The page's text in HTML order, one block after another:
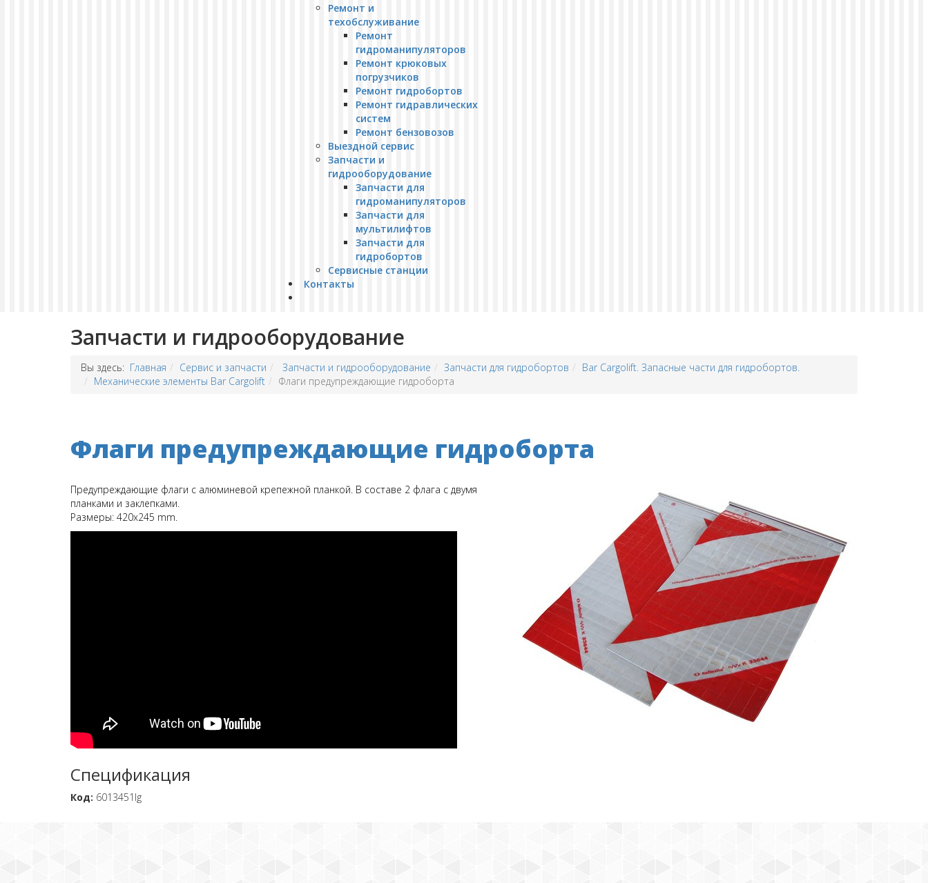
Ремонт и
техобслуживание
Ремонт
гидроманипуляторов
Ремонт крюковых
погрузчиков
Ремонт гидробортов
Ремонт гидравлических
систем
Ремонт бензовозов
Выездной сервис
Запчасти и
гидрооборудование
Запчасти для
гидроманипуляторов
Запчасти для
мультилифтов
Запчасти для
гидробортов
Сервисные станции
Контакты
Запчасти и гидрооборудование
Вы здесь: Главная Сервис и запчасти Запчасти и гидрооборудование Запчасти для гидробортов
Bar Cargolift. Запасные части для гидробортов.
Механические элементы Bar Cargolift
Флаги предупреждающие гидроборта
Флаги предупреждающие гидроборта
Предупреждающие флаги с алюминевой крепежной планкой. В составе 2 флага с двумя
планками и заклепками.
Размеры: 420x245 mm.
Спецификация
Код: 6013451lg